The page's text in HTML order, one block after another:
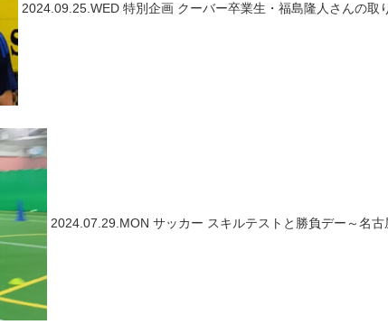
2024.09.25.WED 特別企画 クーバー卒業生・福島隆人さんの取
2024.07.29.MON サッカー スキルテストと勝負デー～名